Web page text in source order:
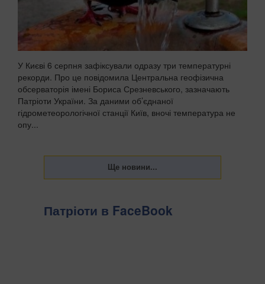
У Києві 6 серпня зафіксували одразу три температурні
рекорди. Про це повідомила Центральна геофізична
обсерваторія імені Бориса Срезневського, зазначають
Патріоти України. За даними об’єднаної
гідрометеорологічної станції Київ, вночі температура не
опу...
Патріоти в FaceBook